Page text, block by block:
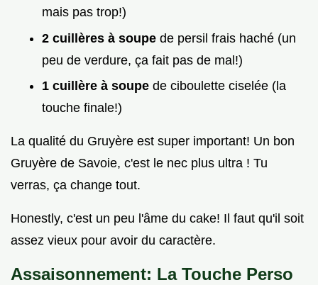
mais pas trop!)
2 cuillères à soupe de persil frais haché (un
peu de verdure, ça fait pas de mal!)
1 cuillère à soupe de ciboulette ciselée (la
touche finale!)
La qualité du Gruyère est super important! Un bon
Gruyère de Savoie, c'est le nec plus ultra ! Tu
verras, ça change tout.
Honestly, c'est un peu l'âme du cake! Il faut qu'il soit
assez vieux pour avoir du caractère.
Assaisonnement: La Touche Perso